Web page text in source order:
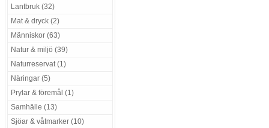
Lantbruk (32)
Mat & dryck (2)
Människor (63)
Natur & miljö (39)
Naturreservat (1)
Näringar (5)
Prylar & föremål (1)
Samhälle (13)
Sjöar & våtmarker (10)